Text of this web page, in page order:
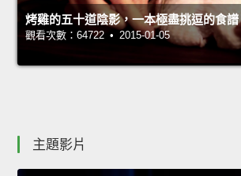
烤雞的五十道陰影，一本極盡挑逗的食譜
觀看次數：64722 • 2015-01-05
主題影片